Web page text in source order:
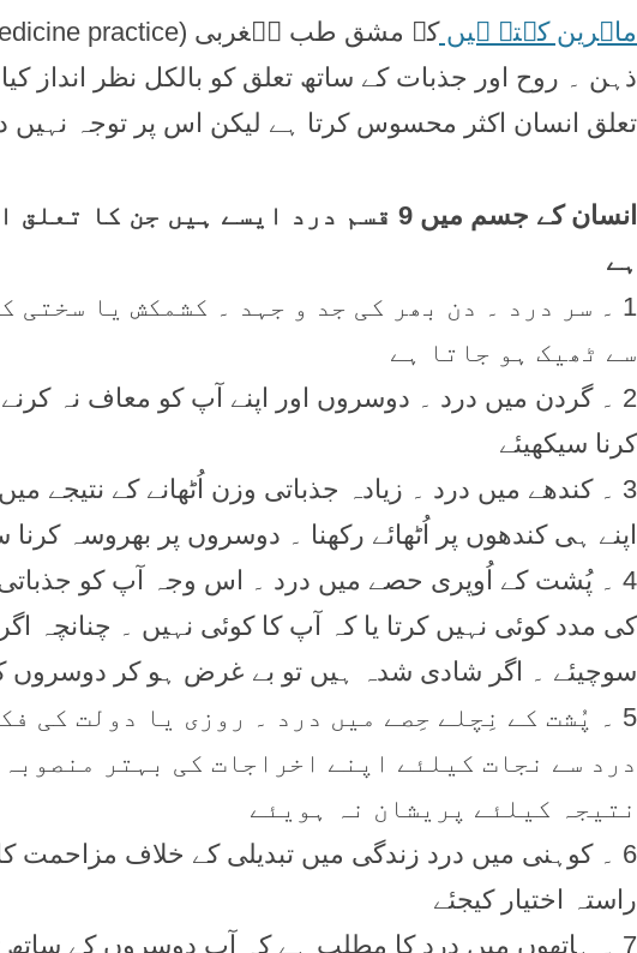
ماہرین کہتے ہیں
ذہن ۔ روح اور جذبات کے ساتھ تعلق کو بالکل نظر انداز
تعلق انسان اکثر محسوس کرتا ہے لیکن اس پر توجہ نہیں
انسان کے جسم میں 9 قسم درد ایسے ہیں
ہے
1 ۔ سر درد ۔ دن بھر کی جد و جہد ۔ کشمکش یا
سے ٹھیک ہو جاتا ہے
2 ۔ گردن میں درد ۔ دوسروں اور اپنے آپ کو معاف نہ
کرنا سیکھیئے
3 ۔ کندھے میں درد ۔ زیادہ جذباتی وزن اُٹھانے کے نتیجے
اپنے ہی کندھوں پر اُٹھائے رکھنا ۔ دوسروں پر بھروسہ کرنا
4 ۔ پُشت کے اُوپری حصے میں درد ۔ اس وجہ آپ کو جذباتی
کی مدد کوئی نہیں کرتا یا کہ آپ کا کوئی نہیں ۔ چنانچہ
سوچیئے ۔ اگر شادی شدہ ہیں تو بے غرض ہو کر
5 ۔ پُشت کے نِچلے حِصے میں درد ۔ روزی یا دولت کی
درد سے نجات کیلئے اپنے اخراجات کی بہتر
نتیجہ کیلئے پریشان نہ ہویئے
6 ۔ کوہنی میں درد زندگی میں تبدیلی کے خلاف مزاحمت
راستہ اختیار کیجئے
7 ۔ ہاتھوں میں درد کا مطلب ہے کہ آپ دوسروں کے ساتھ